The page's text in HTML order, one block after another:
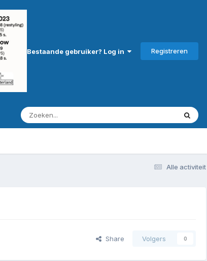
Bestaande gebruiker? Log in Registreren
Alle activiteit
Share Volgers 0